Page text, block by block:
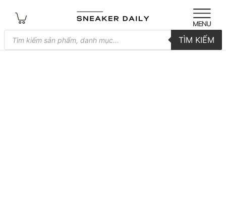
Tìm
kiếm
sản
TÌM KIẾM